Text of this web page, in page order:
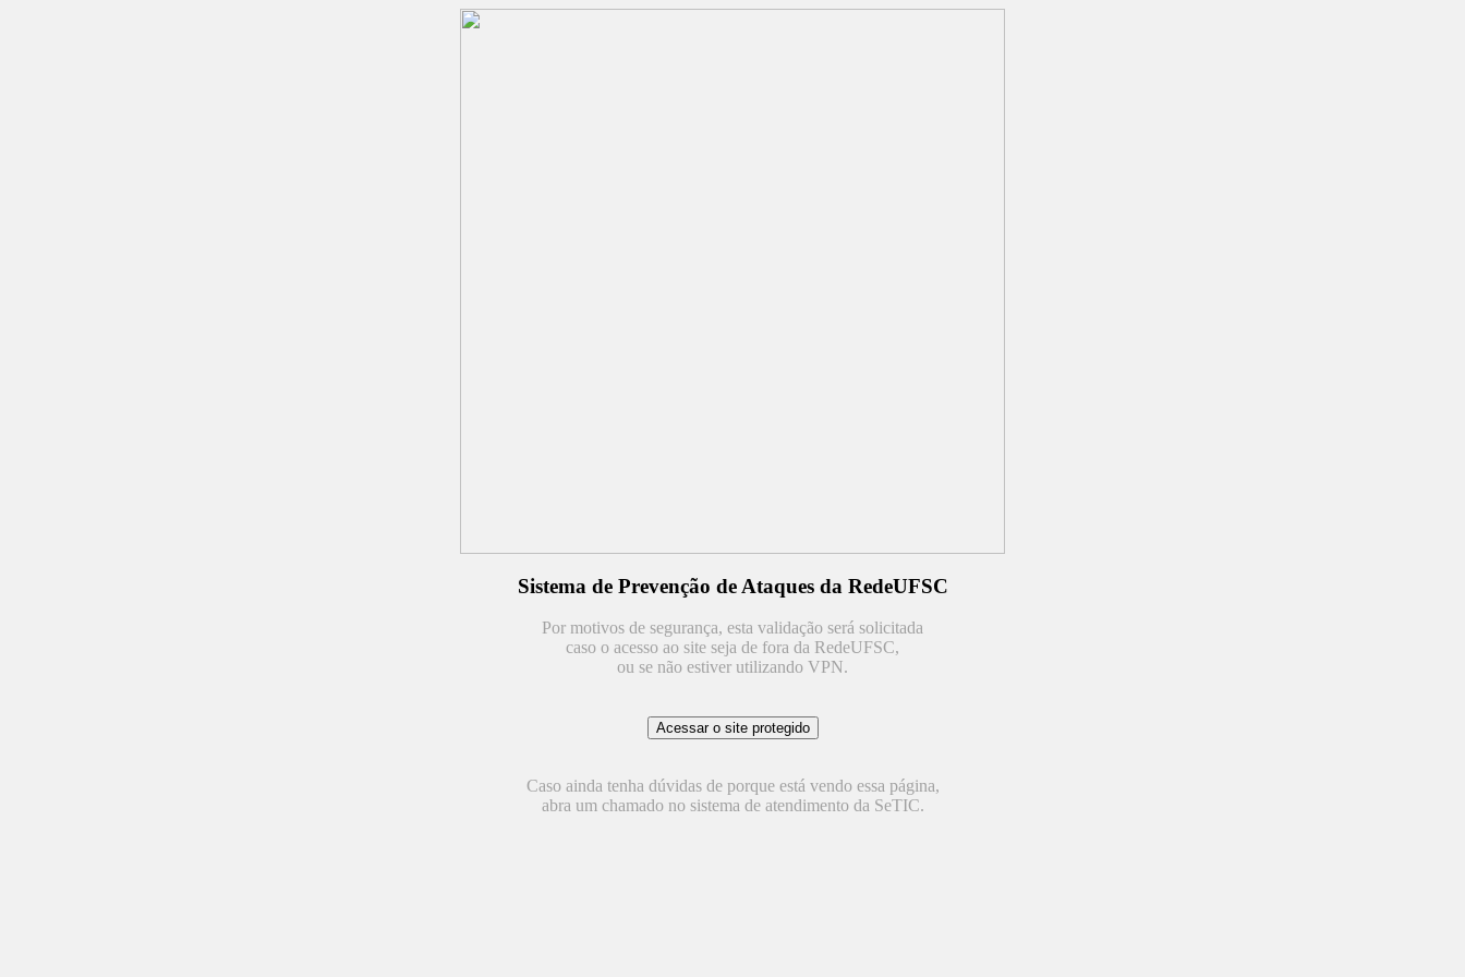
Sistema de Prevenção de Ataques da RedeUFSC
Por motivos de segurança, esta validação será solicitada
caso o acesso ao site seja de fora da RedeUFSC,
ou se não estiver utilizando VPN.
Caso ainda tenha dúvidas de porque está vendo essa página,
abra um chamado no sistema de atendimento da SeTIC.